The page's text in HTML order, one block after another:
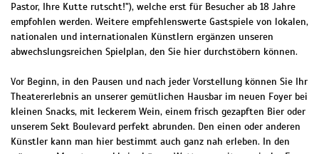
Pastor, Ihre Kutte rutscht!"), welche erst für Besucher ab 18 Jahre
empfohlen werden. Weitere empfehlenswerte Gastspiele von lokalen,
nationalen und internationalen Künstlern ergänzen unseren
abwechslungsreichen Spielplan, den Sie hier durchstöbern können.
Vor Beginn, in den Pausen und nach jeder Vorstellung können Sie Ihr
Theatererlebnis an unserer gemütlichen Hausbar im neuen Foyer bei
kleinen Snacks, mit leckerem Wein, einem frisch gezapften Bier oder
unserem Sekt Boulevard perfekt abrunden. Den einen oder anderen
Künstler kann man hier bestimmt auch ganz nah erleben. In den